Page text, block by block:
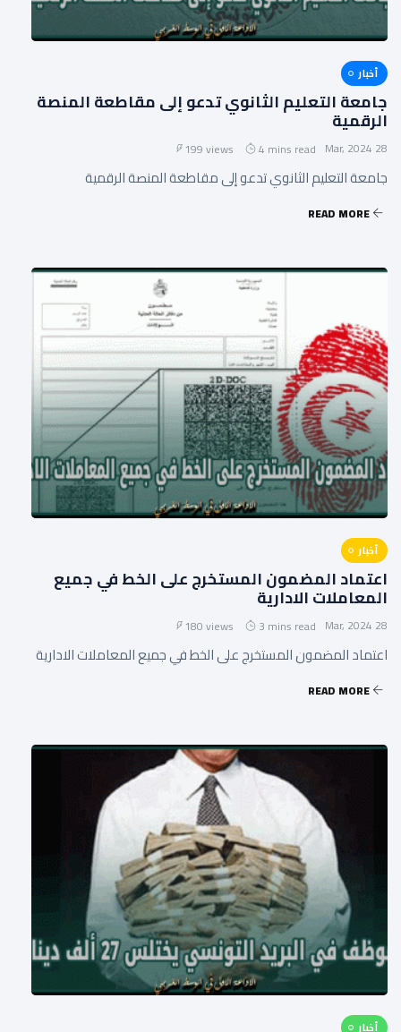
أخبار
جامعة التعليم الثانوي تدعو إلى مقاطعة المنصة
الرقمية‎
28 Mar, 2024
4 mins read
199 views
جامعة التعليم الثانوي تدعو إلى مقاطعة المنصة الرقمية‎
READ MORE
أخبار
اعتماد المضمون المستخرج على الخط في جميع
المعاملات الادارية
28 Mar, 2024
3 mins read
180 views
اعتماد المضمون المستخرج على الخط في جميع المعاملات الادارية
READ MORE
أخبار